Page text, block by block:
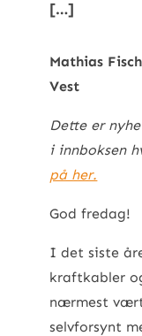
[…]
Mathias
Vest
Dette er
i innboksen
på her.
God fredag!
I det siste
kraftkabler
nærmest
selvforsynt